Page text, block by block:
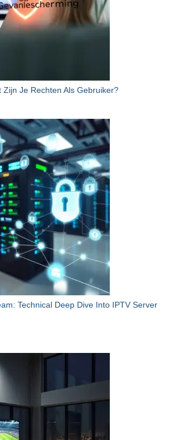
Zijn Je Rechten Als Gebruiker?
Technical Deep Dive Into IPTV Server